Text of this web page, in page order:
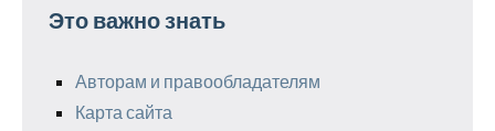
Это важно знать
Авторам и правообладателям
Карта сайта